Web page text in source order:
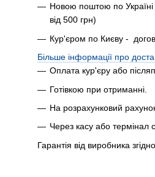
Новою поштою по Україні
від 500 грн)
Кур'єром по Києву -
Більше інформації про
Оплата кур'єру або
Готівкою при отриманні.
На розрахунковий
Через касу або термінал
Гарантія від виробника